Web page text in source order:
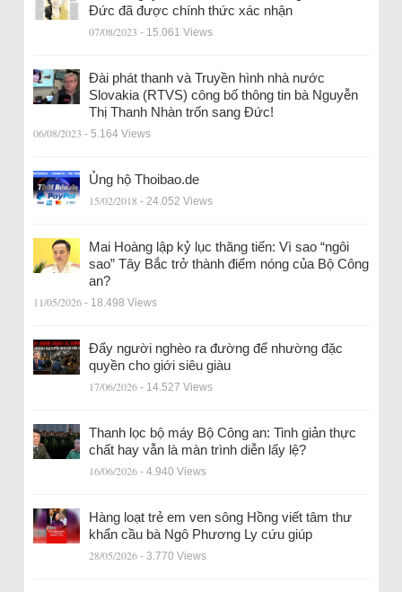
Đức đã được chính thức xác nhận
07/08/2023 - 15.061 Views
Đài phát thanh và Truyền hình nhà nước
Slovakia (RTVS) công bố thông tin bà Nguyễn
Thị Thanh Nhàn trốn sang Đức!
06/08/2023 - 5.164 Views
Ủng hộ Thoibao.de
15/02/2018 - 24.052 Views
Mai Hoàng lập kỷ lục thăng tiến: Vì sao “ngôi
sao” Tây Bắc trở thành điểm nóng của Bộ Công
an?
11/05/2026 - 18.498 Views
Đẩy người nghèo ra đường để nhường đặc
quyền cho giới siêu giàu
17/06/2026 - 14.527 Views
Thanh lọc bộ máy Bộ Công an: Tinh giản thực
chất hay vẫn là màn trình diễn lấy lệ?
16/06/2026 - 4.940 Views
Hàng loạt trẻ em ven sông Hồng viết tâm thư
khẩn cầu bà Ngô Phương Ly cứu giúp
28/05/2026 - 3.770 Views